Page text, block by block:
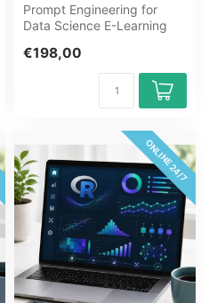
Prompt Engineering for
Data Science E-Learning
docenten...
€198,00
ONLINE 24/7